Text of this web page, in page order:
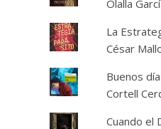
Olalla
La
César
Buenos
Cortell
Cuando el